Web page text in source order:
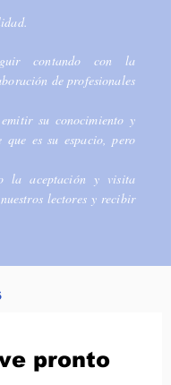
contando con la
de profesionales
su conocimiento y
que es su espacio, pero
la aceptación y visita
lectores y recibir
pronto